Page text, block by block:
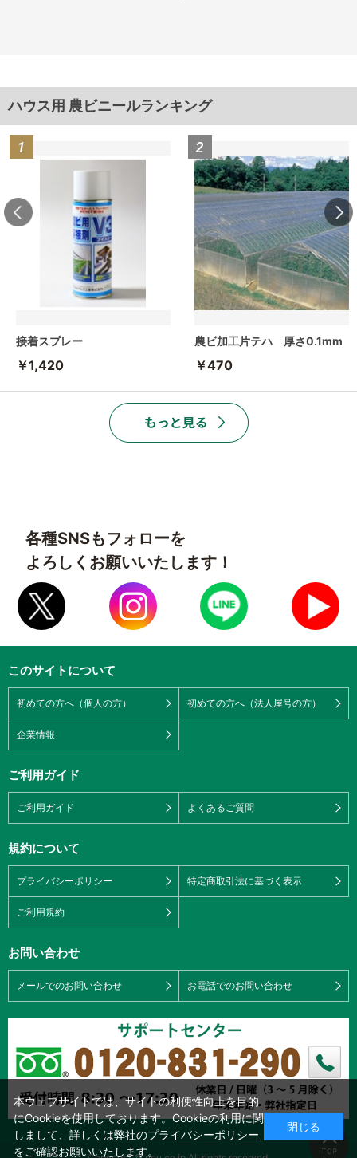
ハウス用 農ビニールランキング
接着スプレー
￥1,420
農ビ加工片テハ 厚さ0.1mm
￥470
各種SNSもフォローを
よろしくお願いいたします！
このサイトについて
初めての方へ（個人の方） 初めての方へ（法人屋号の方）
企業情報
ご利用ガイド
ご利用ガイド よくあるご質問
規約について
プライバシーポリシー 特定商取引法に基づく表示
ご利用規約
お問い合わせ
メールでのお問い合わせ お電話でのお問い合わせ
本ウェブサイトでは、サイトの利便性向上を目的
にCookieを使用しております。Cookieの利用に関
しまして、詳しくは弊社のプライバシーポリシー
をご確認お願いいたします。
閉じる